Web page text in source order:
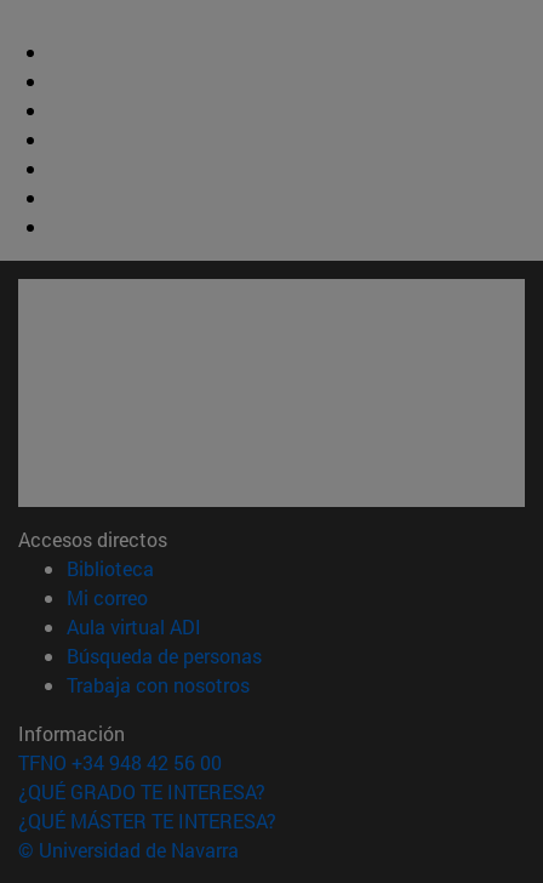
Accesos directos
Biblioteca
Mi correo(abre en nueva ventana)
Aula virtual ADI
Búsqueda de personas(abre en nueva ventana)
Trabaja con nosotros(abre en nueva ventana)
Información
TFNO +34 948 42 56 00
¿QUÉ GRADO TE INTERESA?
¿QUÉ MÁSTER TE INTERESA?
© Universidad de Navarra